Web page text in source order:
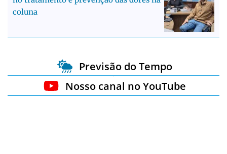
coluna
Previsão do Tempo
Nosso canal no YouTube